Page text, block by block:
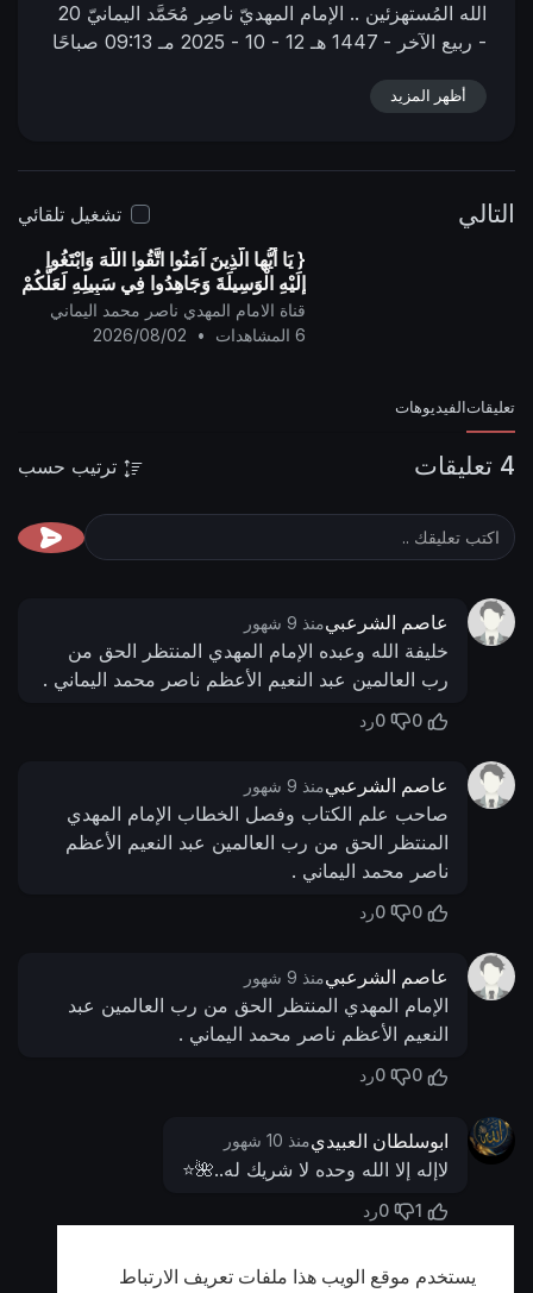
يستخدم موقع الويب هذا ملفات تعريف الارتباط
الله المُستهزئين .. الإمام المهديّ ناصِر مُحَمَّد اليمانيّ 20
- ربيع الآخر - 1447 هـ
12 - 10 - 2025 مـ
09:13 صباحًا
alyamani.org/sh....owthread.php?p=48586
أظهر المزيد
التالي
تشغيل تلقائي
{ يَا أيُّها الَّذِينَ آمَنُوا اتَّقُوا اللَّهَ وَابْتَغُوا
إِلَيْهِ الْوَسِيلَةَ وَجَاهِدُوا فِي سَبِيلِهِ لَعَلَّكُمْ
تُفْلِحُونَ }
قناة الامام المهدي ناصر محمد اليماني
6 المشاهدات
•
2026/08/02
تعليقات الفيديوهات
4 تعليقات ترتيب حسب
عاصم الشرعبيمنذ 9 شهور
خليفة الله وعبده الإمام المهدي المنتظر الحق من
رب العالمين عبد النعيم الأعظم ناصر محمد اليماني .
0
0رد
عاصم الشرعبيمنذ 9 شهور
صاحب علم الكتاب وفصل الخطاب الإمام المهدي
المنتظر الحق من رب العالمين عبد النعيم الأعظم
ناصر محمد اليماني .
0
0رد
عاصم الشرعبيمنذ 9 شهور
الإمام المهدي المنتظر الحق من رب العالمين عبد
النعيم الأعظم ناصر محمد اليماني .
0
0رد
ابوسلطان العبيديمنذ 10 شهور
لاإله إلا الله وحده لا شريك له..🌺⭐️
1
0رد
أظهر المزيد